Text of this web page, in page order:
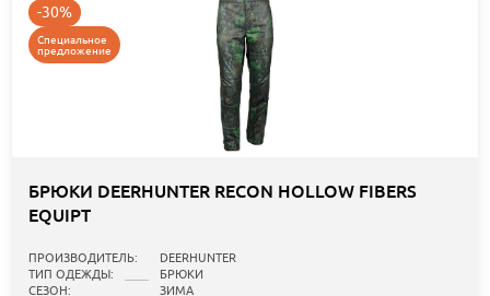
-30%
Специальное
предложение
БРЮКИ DEERHUNTER RECON HOLLOW FIBERS
EQUIPT
ПРОИЗВОДИТЕЛЬ:
DEERHUNTER
ТИП ОДЕЖДЫ:
БРЮКИ
СЕЗОН:
ЗИМА